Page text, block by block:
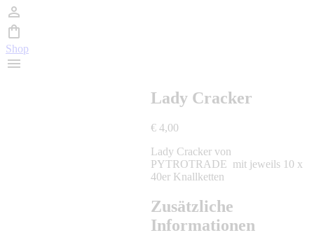
Shop
Lady Cracker
€ 4,00
Lady Cracker von
PYTROTRADE mit jeweils 10 x
40er Knallketten
Zusätzliche
Informationen